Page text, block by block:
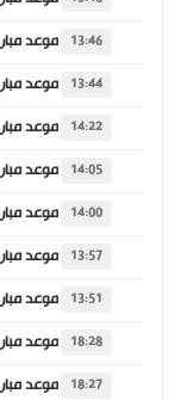
13:46
13:44
14:22
14:05
14:00
13:57
13:51
18:28
18:27